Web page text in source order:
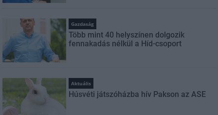
Gazdaság
Több mint 40 helyszínen dolgozik
fennakadás nélkül a Híd-csoport
Aktuális
Húsvéti játszóházba hív Pakson az ASE